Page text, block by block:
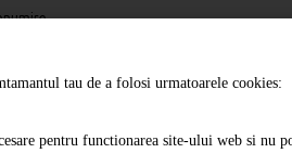
tau de a folosi urmatoarele cookies:
pentru functionarea site-ului web si nu